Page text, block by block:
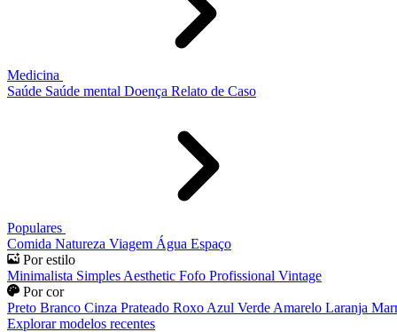
Medicina
Saúde Saúde mental Doença Relato de Caso
Populares
Comida Natureza Viagem Água Espaço
Por estilo
Minimalista Simples Aesthetic Fofo Profissional Vintage
Por cor
Preto Branco Cinza Prateado Roxo Azul Verde Amarelo Laranja
Explorar modelos recentes